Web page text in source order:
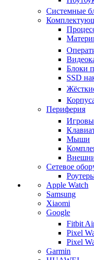
Системные
Блоки
SSD
Периферия
Мыши
Сетевое
Apple Watch
Samsung
Xiaomi
Google
Fitbit
Pixel
Pixel
Garmin